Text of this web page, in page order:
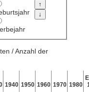
/ Anzahl der
1940 1950 1960 1970 1980